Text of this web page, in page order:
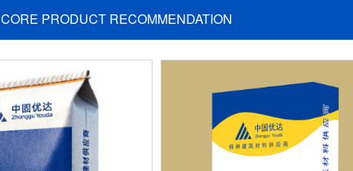
CORE PRODUCT RECOMMENDATION